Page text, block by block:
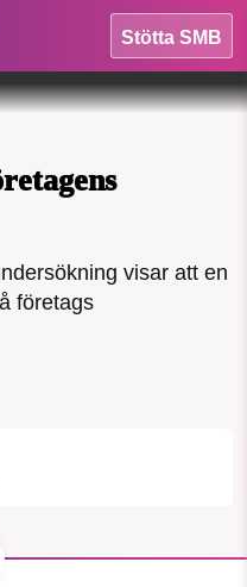
Stötta SMB
inlägg
visar att en
företags
CYNICALifornia / Pixabay
framtid. Sedan
redaktion
Nu
hjälpa oss.
swisha en slant till